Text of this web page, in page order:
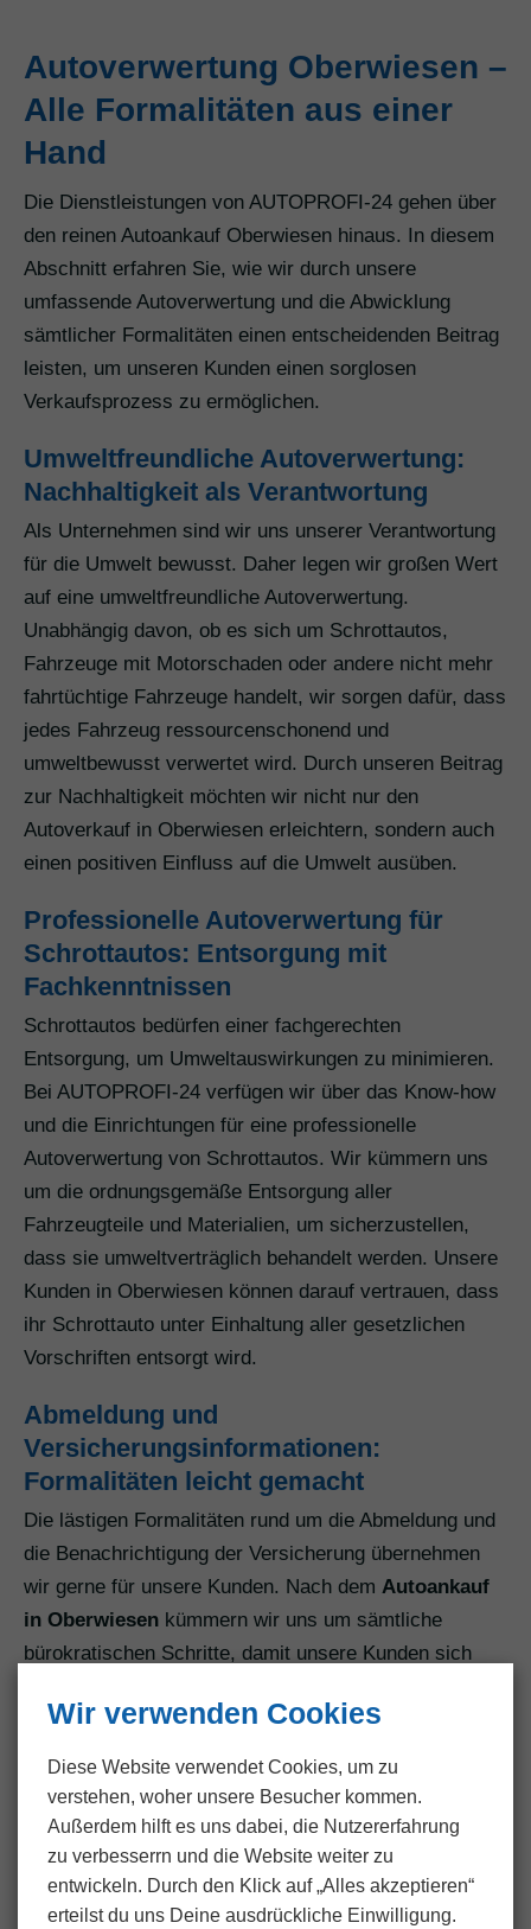
Autoverwertung Oberwiesen –
Alle Formalitäten aus einer
Hand
Die Dienstleistungen von AUTOPROFI-24 gehen über
den reinen Autoankauf Oberwiesen hinaus. In diesem
Abschnitt erfahren Sie, wie wir durch unsere
umfassende Autoverwertung und die Abwicklung
sämtlicher Formalitäten einen entscheidenden Beitrag
leisten, um unseren Kunden einen sorglosen
Verkaufsprozess zu ermöglichen.
Umweltfreundliche Autoverwertung:
Nachhaltigkeit als Verantwortung
Als Unternehmen sind wir uns unserer Verantwortung
für die Umwelt bewusst. Daher legen wir großen Wert
auf eine umweltfreundliche Autoverwertung.
Unabhängig davon, ob es sich um Schrottautos,
Fahrzeuge mit Motorschaden oder andere nicht mehr
fahrtüchtige Fahrzeuge handelt, wir sorgen dafür, dass
jedes Fahrzeug ressourcenschonend und
umweltbewusst verwertet wird. Durch unseren Beitrag
zur Nachhaltigkeit möchten wir nicht nur den
Autoverkauf in Oberwiesen erleichtern, sondern auch
einen positiven Einfluss auf die Umwelt ausüben.
Professionelle Autoverwertung für
Schrottautos: Entsorgung mit
Fachkenntnissen
Schrottautos bedürfen einer fachgerechten
Entsorgung, um Umweltauswirkungen zu minimieren.
Bei AUTOPROFI-24 verfügen wir über das Know-how
und die Einrichtungen für eine professionelle
Autoverwertung von Schrottautos. Wir kümmern uns
um die ordnungsgemäße Entsorgung aller
Fahrzeugteile und Materialien, um sicherzustellen,
dass sie umweltverträglich behandelt werden. Unsere
Kunden in Oberwiesen können darauf vertrauen, dass
ihr Schrottauto unter Einhaltung aller gesetzlichen
Vorschriften entsorgt wird.
Abmeldung und
Versicherungsinformationen:
Formalitäten leicht gemacht
Die lästigen Formalitäten rund um die Abmeldung und
die Benachrichtigung der Versicherung übernehmen
wir gerne für unsere Kunden. Nach dem Autoankauf
in Oberwiesen kümmern wir uns um sämtliche
bürokratischen Schritte, damit unsere Kunden sich
genießen. Von der Abmeldung beim
Versicherung – wir erledigen alle notwendigen
Formalitäten gründlich und zeitnah.
Transparente Kommunikation: Kunden
immer auf dem Laufenden halten
Wir verwenden Cookies
Diese Website verwendet Cookies, um zu
verstehen, woher unsere Besucher kommen.
Außerdem hilft es uns dabei, die Nutzer­erfahrung
zu verbesserrn und die Website weiter zu
entwickeln. Durch den Klick auf „Alles akzeptieren“
erteilst du uns Deine ausdrückliche Einwilligung.